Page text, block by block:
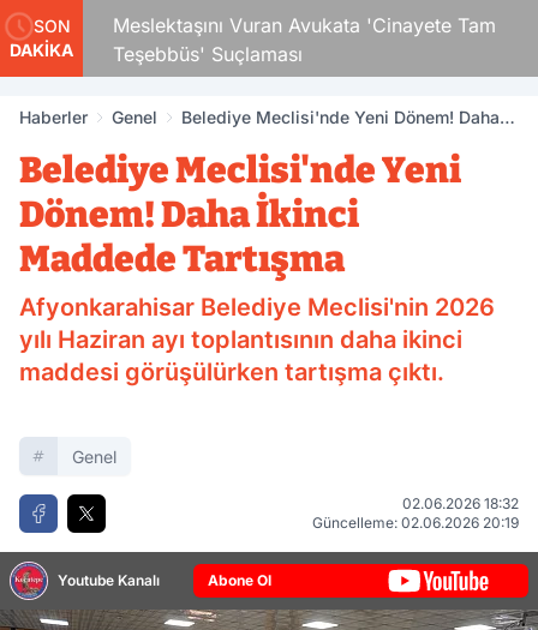
SON
DAKİKA
Meslektaşını Vuran Avukata 'Cinayete Tam
Teşebbüs' Suçlaması
Haberler Genel
Belediye Meclisi'nde Yeni Dönem! Daha
Belediye Meclisi'nde Yeni
Dönem! Daha İkinci
Maddede Tartışma
Afyonkarahisar Belediye Meclisi'nin 2026
yılı Haziran ayı toplantısının daha ikinci
maddesi görüşülürken tartışma çıktı.
Genel
02.06.2026 18:32
Güncelleme: 02.06.2026 20:19
Youtube Kanalı Abone Ol